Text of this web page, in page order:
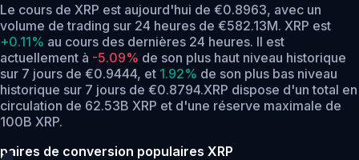
Le cours de XRP est aujourd'hui de €0.8963, avec un
volume de trading sur 24 heures de €582.13M. XRP est
+0.11% au cours des dernières 24 heures. Il est
actuellement à -5.09% de son plus haut niveau historique
sur 7 jours de €0.9444, et 1.92% de son plus bas niveau
historique sur 7 jours de €0.8794.XRP dispose d'un total en
circulation de 62.53B XRP et d'une réserve maximale de
100B XRP.
paires de conversion populaires XRP